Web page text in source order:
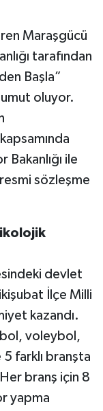
Maraşgücü
tarafından
Başla”
oluyor.
ile
sözleşme
devlet
İlçe Milli
kazandı.
voleybol,
farklı branşta
branş için 8
yapma